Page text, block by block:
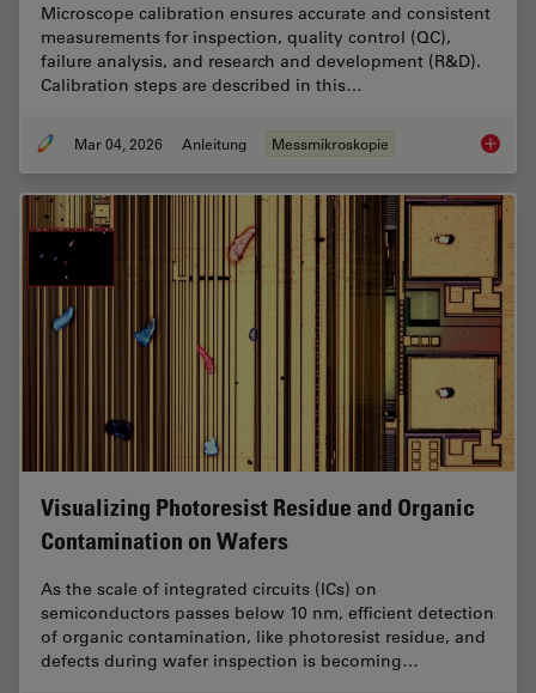
Microscope calibration ensures accurate and consistent
measurements for inspection, quality control (QC),
failure analysis, and research and development (R&D).
Calibration steps are described in this…
Mar 04, 2026 Anleitung Messmikroskopie
Visualizing Photoresist Residue and Organic
Contamination on Wafers
As the scale of integrated circuits (ICs) on
semiconductors passes below 10 nm, efficient detection
of organic contamination, like photoresist residue, and
defects during wafer inspection is becoming…